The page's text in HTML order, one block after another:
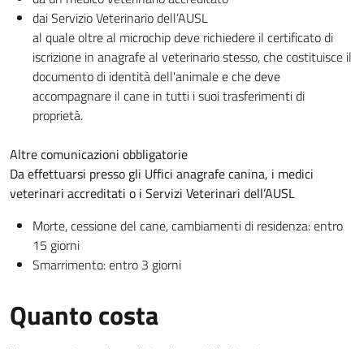
dai Servizio Veterinario dell’AUSL
al quale oltre al microchip deve richiedere il certificato di
iscrizione in anagrafe al veterinario stesso, che costituisce il
documento di identità dell'animale e che deve
accompagnare il cane in tutti i suoi trasferimenti di
proprietà.
Altre comunicazioni obbligatorie
Da effettuarsi presso gli Uffici anagrafe canina, i medici
veterinari accreditati o i Servizi Veterinari dell’AUSL
Morte, cessione del cane, cambiamenti di residenza: entro
15 giorni
Smarrimento: entro 3 giorni
Quanto costa